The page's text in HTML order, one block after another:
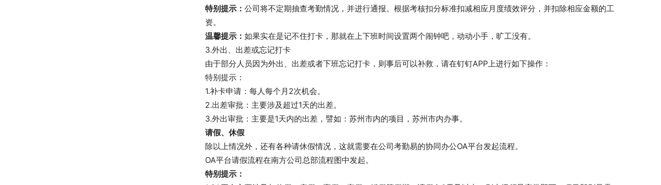
特别提示： 公司将不定期抽查考勤情况，并进行通报。根据考核扣分标准扣减相应月度绩效评分，并扣除相应金额的工
资。
温馨提示： 如果实在是记不住打卡，那就在上下班时间设置两个闹钟吧，动动小手，旷工没有。
3.外出、出差或忘记打卡
由于部分人员因为外出、出差或者下班忘记打卡，则事后可以补救，请在钉钉APP上进行如下操作：
特别提示：
1.补卡申请：每人每个月2次机会。
2.出差审批：主要涉及超过1天的出差。
3.外出审批：主要是1天内的出差，譬如：苏州市内的项目，苏州市内办事。
请假、休假
除以上情况外，还有各种请休假情况，这就需要在公司考勤易的协同办公OA平台发起流程。
OA平台请假流程在南方公司总部流程图中发起。
特别提示：